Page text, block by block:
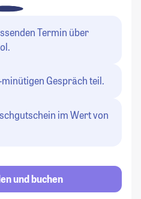
Termin über
minütigen Gespräch teil.
im Wert von
und buchen